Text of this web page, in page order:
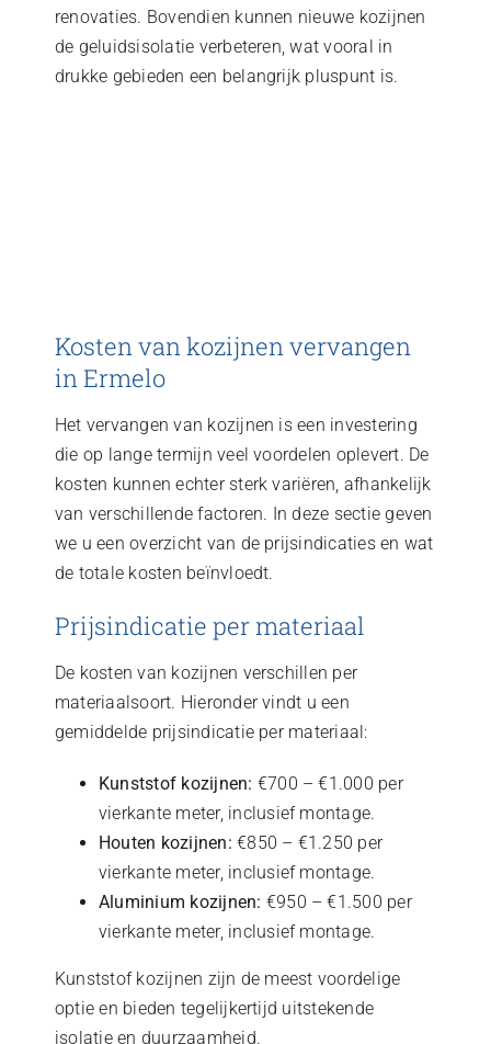
renovaties. Bovendien kunnen nieuwe kozijnen
de geluidsisolatie verbeteren, wat vooral in
drukke gebieden een belangrijk pluspunt is.
Kosten van kozijnen vervangen
in Ermelo
Het vervangen van kozijnen is een investering
die op lange termijn veel voordelen oplevert. De
kosten kunnen echter sterk variëren, afhankelijk
van verschillende factoren. In deze sectie geven
we u een overzicht van de prijsindicaties en wat
de totale kosten beïnvloedt.
Prijsindicatie per materiaal
De kosten van kozijnen verschillen per
materiaalsoort. Hieronder vindt u een
gemiddelde prijsindicatie per materiaal:
Kunststof kozijnen: €700 – €1.000 per
vierkante meter, inclusief montage.
Houten kozijnen: €850 – €1.250 per
vierkante meter, inclusief montage.
Aluminium kozijnen: €950 – €1.500 per
vierkante meter, inclusief montage.
Kunststof kozijnen zijn de meest voordelige
optie en bieden tegelijkertijd uitstekende
isolatie en duurzaamheid.